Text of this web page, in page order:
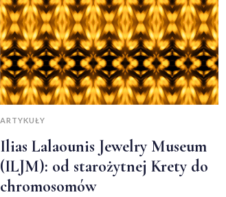
ARTYKUŁY
Ilias Lalaounis Jewelry Museum
(ILJM): od starożytnej Krety do
chromosomów